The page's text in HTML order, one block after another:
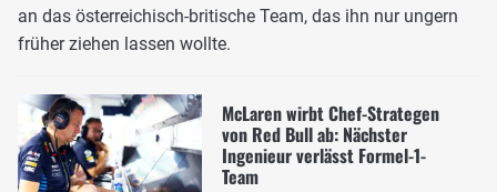
an das österreichisch-britische Team, das ihn nur ungern
früher ziehen lassen wollte.
McLaren wirbt Chef-Strategen
von Red Bull ab: Nächster
Ingenieur verlässt Formel-1-
Team